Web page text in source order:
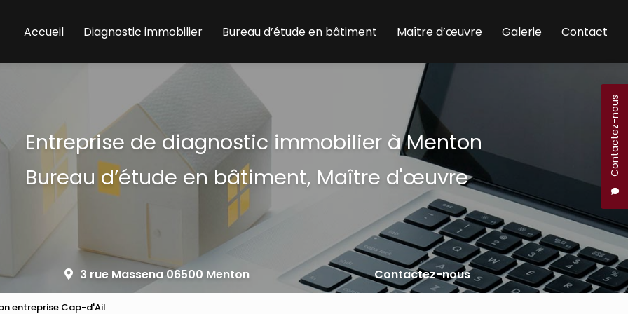
Contactez-nous
Accueil
Diagnostic immobilier Bureau d’étude en bâtiment Maître d’œuvre Galerie Contact
Entreprise de diagnostic immobilier à Menton
Bureau d’étude en bâtiment, Maître d'œuvre
3 rue Massena 06500 Menton Contactez-nous
entreprise Cap-d'Ail